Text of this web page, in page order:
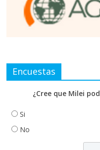
Encuestas
¿Cree que Milei
Si
No